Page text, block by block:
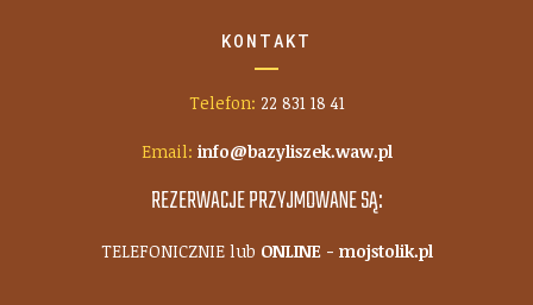
KONTAKT
Telefon: 22 831 18 41
Email: info@bazyliszek.waw.pl
REZERWACJE PRZYJMOWANE SĄ:
TELEFONICZNIE lub ONLINE - mojstolik.pl